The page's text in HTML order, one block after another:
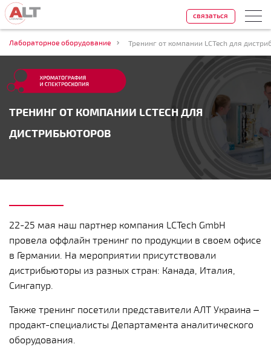
Лабораторное оборудование Тренинг от компании LCTech для
ТРЕНИНГ ОТ КОМПАНИИ LCTECH ДЛЯ
ДИСТРИБЬЮТОРОВ
связаться
22-25 мая наш партнер компания LCTech GmbH
провела оффлайн тренинг по продукции в своем офисе
в Германии. На мероприятии присутствовали
дистрибьюторы из разных стран: Канада, Италия,
Сингапур.
Также тренинг посетили представители АЛТ Украина –
продакт-специалисты Департамента аналитического
оборудования.